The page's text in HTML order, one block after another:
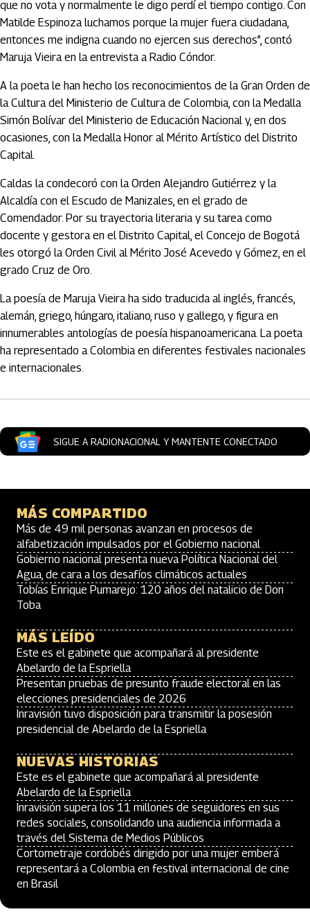
que no vota y normalmente le digo perdí el tiempo contigo. Con
Matilde Espinoza luchamos porque la mujer fuera ciudadana,
entonces me indigna cuando no ejercen sus derechos”, contó
Maruja Vieira en la entrevista a Radio Cóndor.
A la poeta le han hecho los reconocimientos de la Gran Orden de
la Cultura del Ministerio de Cultura de Colombia, con la Medalla
Simón Bolívar del Ministerio de Educación Nacional y, en dos
ocasiones, con la Medalla Honor al Mérito Artístico del Distrito
Capital.
Caldas la condecoró con la Orden Alejandro Gutiérrez y la
Alcaldía con el Escudo de Manizales, en el grado de
Comendador. Por su trayectoria literaria y su tarea como
docente y gestora en el Distrito Capital, el Concejo de Bogotá
les otorgó la Orden Civil al Mérito José Acevedo y Gómez, en el
grado Cruz de Oro.
La poesía de Maruja Vieira ha sido traducida al inglés, francés,
alemán, griego, húngaro, italiano, ruso y gallego, y figura en
innumerables antologías de poesía hispanoamericana. La poeta
ha representado a Colombia en diferentes festivales nacionales
e internacionales.
SIGUE A RADIONACIONAL Y MANTENTE CONECTADO
MÁS COMPARTIDO
Más de 49 mil personas avanzan en procesos de
alfabetización impulsados por el Gobierno nacional
Gobierno nacional presenta nueva Política Nacional del
Agua, de cara a los desafíos climáticos actuales
Tobías Enrique Pumarejo: 120 años del natalicio de Don
Toba
MÁS LEÍDO
Este es el gabinete que acompañará al presidente
Abelardo de la Espriella
Presentan pruebas de presunto fraude electoral en las
elecciones presidenciales de 2026
Inravisión tuvo disposición para transmitir la posesión
presidencial de Abelardo de la Espriella
NUEVAS HISTORIAS
Este es el gabinete que acompañará al presidente
Abelardo de la Espriella
Inravisión supera los 11 millones de seguidores en sus
redes sociales, consolidando una audiencia informada a
través del Sistema de Medios Públicos
Cortometraje cordobés dirigido por una mujer emberá
representará a Colombia en festival internacional de cine
en Brasil